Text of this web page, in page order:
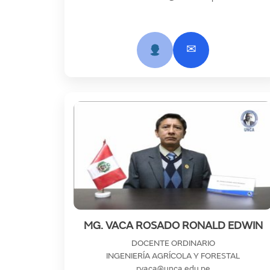
✉
MG. VACA ROSADO RONALD EDWIN
DOCENTE ORDINARIO
INGENIERÍA AGRÍCOLA Y FORESTAL